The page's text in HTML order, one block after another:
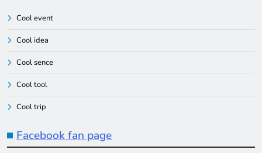
Cool event
Cool idea
Cool sence
Cool tool
Cool trip
Facebook fan page